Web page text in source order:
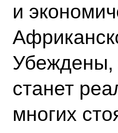
и
Убеждены,
станет
многих